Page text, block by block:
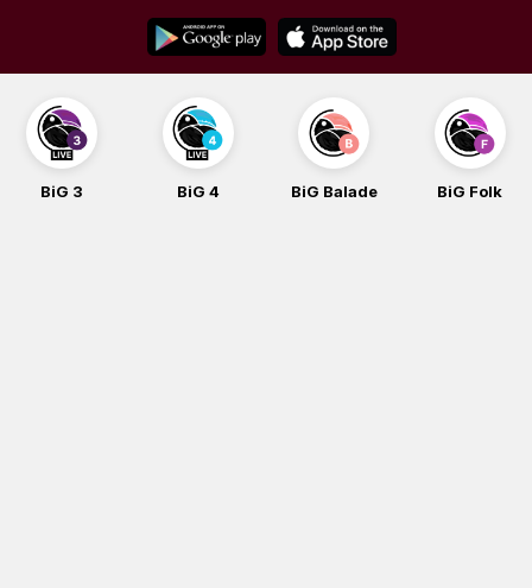
content
BiG 3 BiG 4 BiG Balade BiG Folk